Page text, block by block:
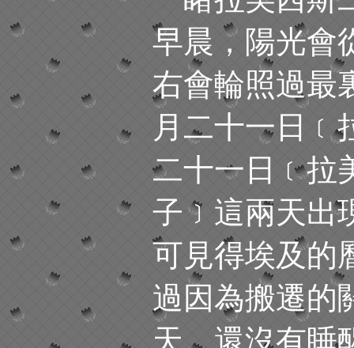
早晨，陽光會
右會輪照過最
月二十一日﹝
二十一日﹝拉
子﹞這兩天出
可見得埃及的
過因為搬遷的
天。還沒有睡